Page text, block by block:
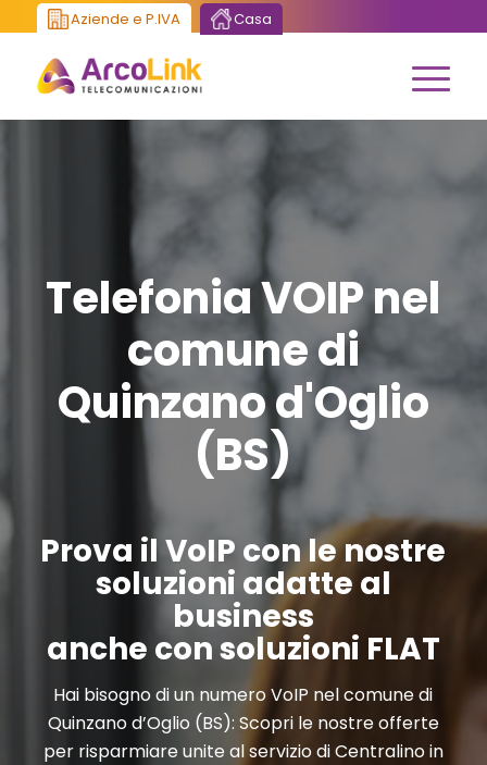
Aziende e P.IVA Casa
Telefonia VOIP nel
comune di
Quinzano d'Oglio
(BS)
Prova il VoIP con le nostre
soluzioni adatte al
business
anche con soluzioni FLAT
Hai bisogno di un numero VoIP nel comune di
Quinzano d’Oglio (BS): Scopri le nostre offerte
per risparmiare unite al servizio di Centralino in